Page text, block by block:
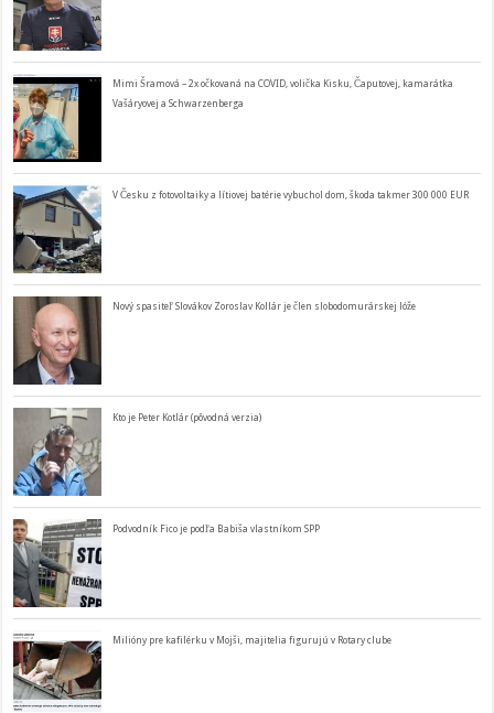
Mimi Šramová – 2x očkovaná na COVID, volička Kisku, Čaputovej, kamarátka
Vašáryovej a Schwarzenberga
V Česku z fotovoltaiky a lítiovej batérie vybuchol dom, škoda takmer 300 000 EUR
Nový spasiteľ Slovákov Zoroslav Kollár je člen slobodomurárskej lóže
Kto je Peter Kotlár (pôvodná verzia)
Podvodník Fico je podľa Babiša vlastníkom SPP
Milióny pre kafilérku v Mojši, majitelia figurujú v Rotary clube